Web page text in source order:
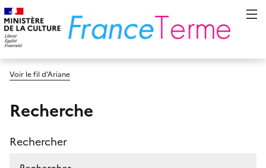
Voir le fil d’Ariane
Recherche
Rechercher